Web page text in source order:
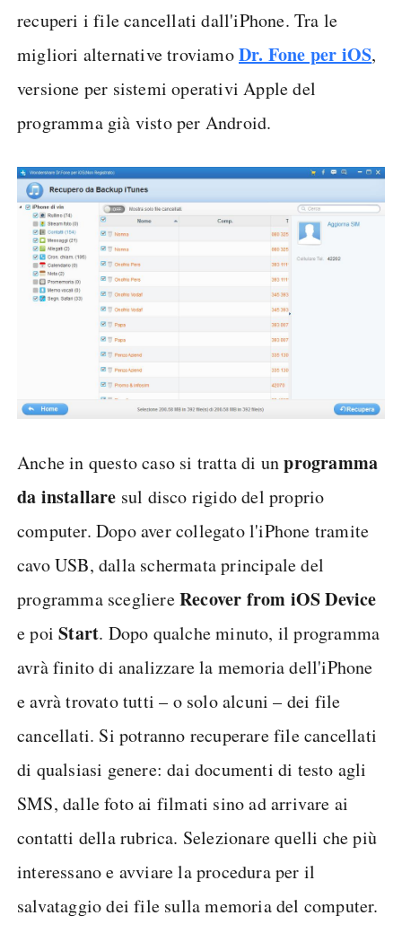
recuperi i file cancellati dall'iPhone. Tra le
migliori alternative troviamoDr. Fone per iOS,
versione per sistemi operativi Apple del
programma già visto per Android.
Anche in questo caso si tratta di unprogramma
da installare sul disco rigido del proprio
computer. Dopo aver collegato l'iPhone tramite
cavo USB, dalla schermata principale del
programma scegliereRecover from iOS Device
e poiStart. Dopo qualche minuto, il programma
avrà finito di analizzare la memoria dell'iPhone
e avrà trovato tutti – o solo alcuni – dei file
cancellati. Si potranno recuperare file cancellati
di qualsiasi genere: dai documenti di testo agli
SMS, dalle foto ai filmati sino ad arrivare ai
contatti della rubrica. Selezionare quelli che più
interessano e avviare la procedura per il
salvataggio dei file sulla memoria del computer.